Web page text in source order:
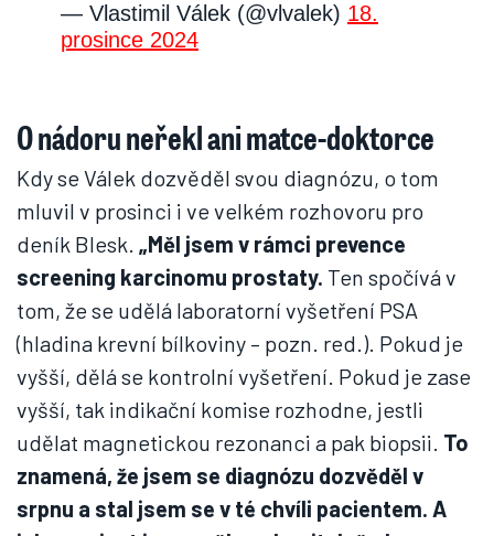
— Vlastimil Válek (@vlvalek) 18.
prosince 2024
O nádoru neřekl ani matce-doktorce
Kdy se Válek dozvěděl svou diagnózu, o tom
mluvil v prosinci i ve velkém rozhovoru pro
deník Blesk. „Měl jsem v rámci prevence
screening karcinomu prostaty. Ten spočívá v
tom, že se udělá laboratorní vyšetření PSA
(hladina krevní bílkoviny – pozn. red.). Pokud je
vyšší, dělá se kontrolní vyšetření. Pokud je zase
vyšší, tak indikační komise rozhodne, jestli
udělat magnetickou rezonanci a pak biopsii. To
znamená, že jsem se diagnózu dozvěděl v
srpnu a stal jsem se v té chvíli pacientem. A